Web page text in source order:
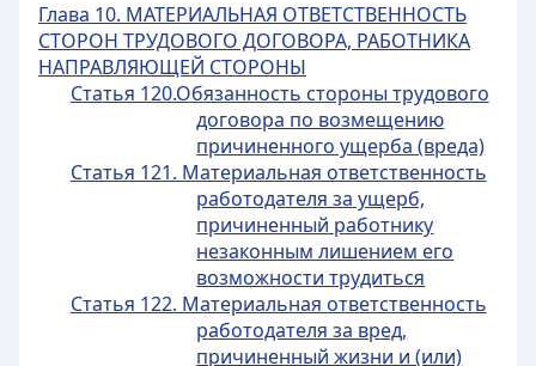
Глава 10. МАТЕРИАЛЬНАЯ ОТВЕТСТВЕННОСТЬ
СТОРОН ТРУДОВОГО ДОГОВОРА, РАБОТНИКА
НАПРАВЛЯЮЩЕЙ СТОРОНЫ
Статья 120.Обязанность стороны трудового
договора по возмещению
причиненного ущерба (вреда)
Статья 121. Материальная ответственность
работодателя за ущерб,
причиненный работнику
незаконным лишением его
возможности трудиться
Статья 122. Материальная ответственность
работодателя за вред,
причиненный жизни и (или)